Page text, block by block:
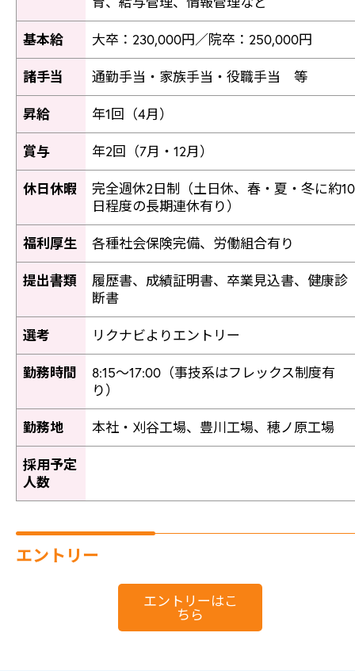
基本給 大卒：230,000円／院卒：250,000円
諸手当 通勤手当・家族手当・役職手当 等
昇給 年1回（4月）
賞与 年2回（7月・12月）
休日休暇
完全週休2日制（土日休、春・夏・冬に約10
日程度の長期連休有り）
福利厚生 各種社会保険完備、労働組合有り
提出書類
履歴書、成績証明書、卒業見込書、健康診
断書
選考 リクナビよりエントリー
勤務時間
8:15～17:00（事技系はフレックス制度有
り）
勤務地 本社・刈谷工場、豊川工場、穂ノ原工場
採用予定
人数
エントリー
エントリーはこ
ちら